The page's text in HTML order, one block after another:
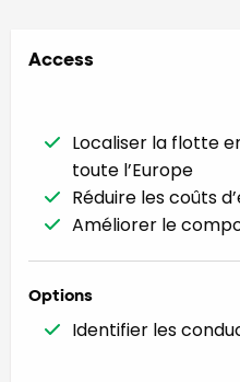
Access
Localiser la flotte
toute l’Europe
Réduire les coûts
Améliorer le
Options
Identifier les